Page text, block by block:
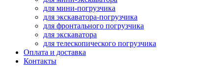
для мини-погрузчика
для экскаватора-погрузчика
для фронтального погрузчика
для экскаватора
для телескопического погрузчика
Оплата и доставка
Контакты